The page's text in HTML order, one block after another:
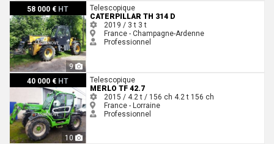
58 000 € HT
9
Caterpillar TH 314 D
Telescopique
CATERPILLAR TH 314 D
2019 / 3 t 3 t
France - Champagne-Ardenne
Professionnel
40 000 € HT
10
Merlo TF 42.7
Telescopique
MERLO TF 42.7
2015 / 4.2 t / 156 ch 4.2 t 156 ch
France - Lorraine
Professionnel